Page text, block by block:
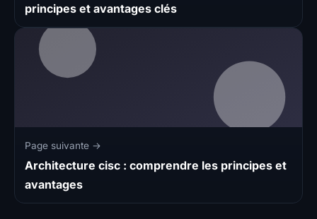
principes et avantages clés
Page suivante →
Architecture cisc : comprendre les principes et
avantages